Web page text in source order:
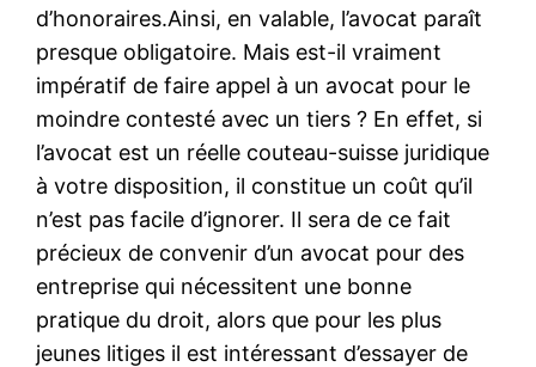
d’honoraires.Ainsi, en valable, l’avocat paraît
presque obligatoire. Mais est-il vraiment
impératif de faire appel à un avocat pour le
moindre contesté avec un tiers ? En effet, si
l’avocat est un réelle couteau-suisse juridique
à votre disposition, il constitue un coût qu’il
n’est pas facile d’ignorer. Il sera de ce fait
précieux de convenir d’un avocat pour des
entreprise qui nécessitent une bonne
pratique du droit, alors que pour les plus
jeunes litiges il est intéressant d’essayer de